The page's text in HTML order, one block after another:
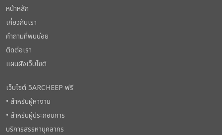
หน้าหลัก
เกี่ยวกับเรา
คำถามที่พบบ่อย
ติดต่อเรา
แผนผังเว็บไซต์
เว็บไซต์ 5ARCHEEP ฟรี
• สำหรับผู้หางาน
• สำหรับผู้ประกอบการ
บริการสรรหาบุคลากร